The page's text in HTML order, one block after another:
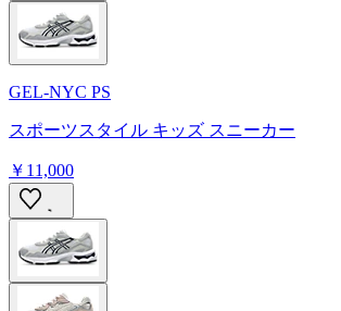
GEL-NYC PS
スポーツスタイル キッズ スニーカー
￥11,000